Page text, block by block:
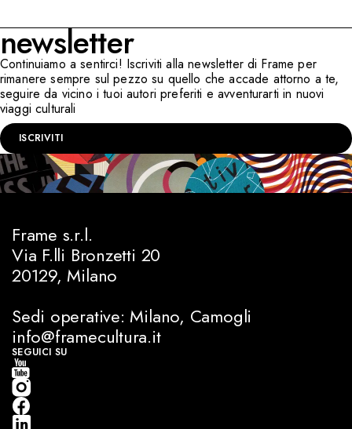
newsletter
Continuiamo a sentirci! Iscriviti alla newsletter di Frame per
rimanere sempre sul pezzo su quello che accade attorno a te,
seguire da vicino i tuoi autori preferiti e avventurarti in nuovi
viaggi culturali
ISCRIVITI
Frame s.r.l.
Via F.lli Bronzetti 20
20129, Milano
Sedi operative: Milano, Camogli
info@framecultura.it
SEGUICI SU